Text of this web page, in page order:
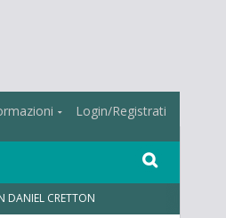
Login/Registrati
DANIEL CRETTON